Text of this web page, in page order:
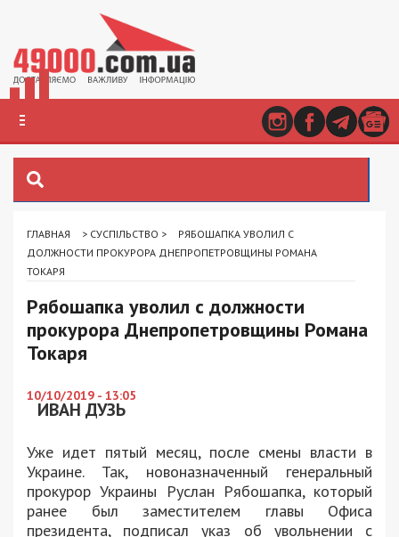
ГЛАВНАЯ > СУСПІЛЬСТВО >
РЯБОШАПКА УВОЛИЛ С
ДОЛЖНОСТИ ПРОКУРОРА ДНЕПРОПЕТРОВЩИНЫ РОМАНА
ТОКАРЯ
Рябошапка уволил с должности
прокурора Днепропетровщины Романа
Токаря
10/10/2019 - 13:05
ИВАН ДУЗЬ
Уже идет пятый месяц, после смены власти в
Украине. Так, новоназначенный генеральный
прокурор Украины Руслан Рябошапка, который
ранее был заместителем главы Офиса
президента, подписал указ об увольнении с